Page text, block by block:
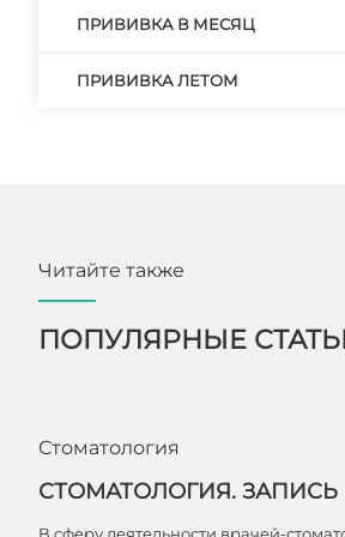
ПРИВИВКА В МЕСЯЦ
ПРИВИВКА ЛЕТОМ
Читайте также
ПОПУЛЯРНЫЕ
Стоматология
СТОМАТОЛОГИЯ.